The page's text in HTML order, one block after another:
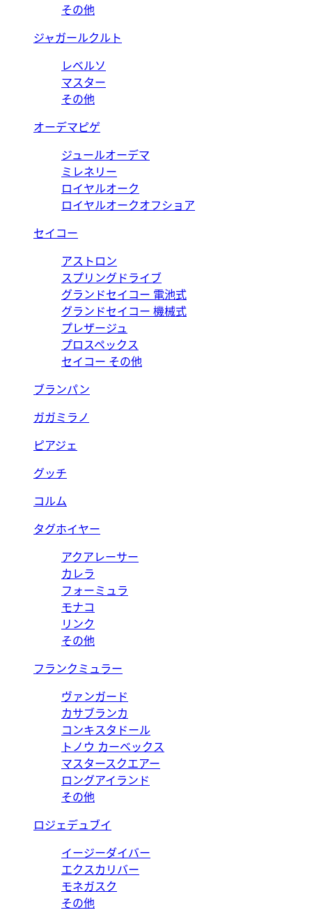
その他
ジャガールクルト
レベルソ
マスター
その他
オーデマピゲ
ジュールオーデマ
ミレネリー
ロイヤルオーク
ロイヤルオークオフショア
セイコー
アストロン
スプリングドライブ
グランドセイコー 電池式
グランドセイコー 機械式
プレザージュ
プロスペックス
セイコー その他
ブランパン
ガガミラノ
ピアジェ
グッチ
コルム
タグホイヤー
アクアレーサー
カレラ
フォーミュラ
モナコ
リンク
その他
フランクミュラー
ヴァンガード
カサブランカ
コンキスタドール
トノウ カーベックス
マスタースクエアー
ロングアイランド
その他
ロジェデュブイ
イージーダイバー
エクスカリバー
モネガスク
その他